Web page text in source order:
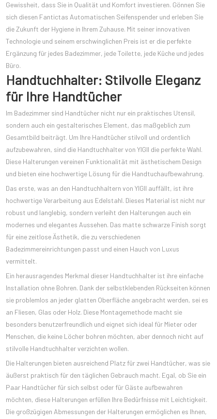
Gewissheit, dass Sie in Qualität und Komfort investieren. Gönnen Sie
sich diesen Fantictas Automatischen Seifenspender und erleben Sie
die Zukunft der Hygiene in Ihrem Zuhause. Mit seiner innovativen
Technologie und seinem erschwinglichen Preis ist er die perfekte
Ergänzung für jedes Badezimmer, jede Toilette, jede Küche und jedes
Büro.
Handtuchhalter: Stilvolle Eleganz
für Ihre Handtücher
Im Badezimmer sind Handtücher nicht nur ein praktisches Utensil,
sondern auch ein gestalterisches Element, das maßgeblich zum
Gesamtbild beiträgt. Um Ihre Handtücher stilvoll und ordentlich
aufzubewahren, sind die Handtuchhalter von YIGII die perfekte Wahl.
Diese Halterungen vereinen Funktionalität mit ästhetischem Design
und bieten eine hochwertige Lösung für die Handtuchaufbewahrung.
Das erste, was an den Handtuchhaltern von YIGII auffällt, ist ihre
hochwertige Verarbeitung aus Edelstahl. Dieses Material ist nicht nur
robust und langlebig, sondern verleiht den Halterungen auch ein
modernes und elegantes Aussehen. Das matte schwarze Finish sorgt
für eine zeitlose Ästhetik, die zu verschiedenen
Badezimmereinrichtungen passt und einen Hauch von Luxus
vermittelt.
Ein herausragendes Merkmal dieser Handtuchhalter ist ihre einfache
Installation ohne Bohren. Dank der selbstklebenden Rückseiten können
sie problemlos an jeder glatten Oberfläche angebracht werden, sei es
an Fliesen, Glas oder Holz. Diese Montagemethode macht sie
besonders benutzerfreundlich und eignet sich ideal für Mieter oder
Menschen, die keine Löcher bohren möchten, aber dennoch nicht auf
stilvolle Handtuchhalter verzichten wollen.
Die Halterungen bieten ausreichend Platz für zwei Handtücher, was sie
äußerst praktisch für den täglichen Gebrauch macht. Egal, ob Sie ein
Paar Handtücher für sich selbst oder für Gäste aufbewahren
möchten, diese Halterungen erfüllen Ihre Bedürfnisse mit Leichtigkeit.
Die großzügigen Abmessungen der Halterungen ermöglichen es Ihnen,